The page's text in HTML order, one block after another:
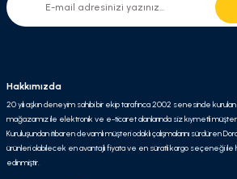
Hakkımızda
20 yılı aşkın deneyim sahibi bir ekip tarafınca 2002 senesinde
mağazamız ile elektronik ve e-ticaret alanlarında siz kıymetli
Kuruluşundan itibaren devamlı müşteri odaklı çalışmalarını sürdüren
ürünleri olabilecek en avantajlı fiyata ve en süratli kargo seçeneği
edinmiştir.